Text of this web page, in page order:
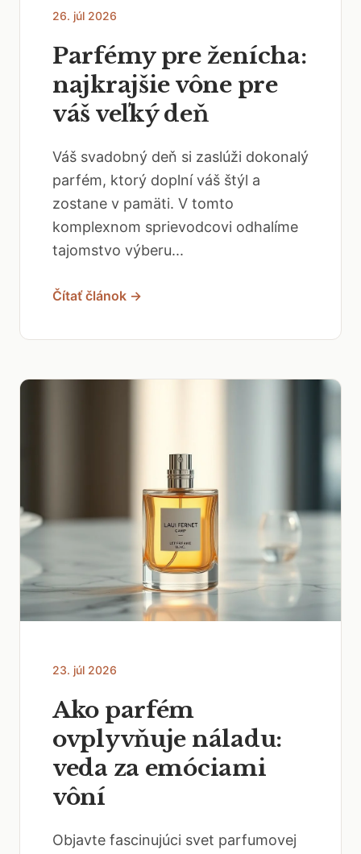
26. júl 2026
Parfémy pre ženícha:
najkrajšie vône pre
váš veľký deň
Váš svadobný deň si zaslúži dokonalý
parfém, ktorý doplní váš štýl a
zostane v pamäti. V tomto
komplexnom sprievodcovi odhalíme
tajomstvo výberu...
Čítať článok →
23. júl 2026
Ako parfém
ovplyvňuje náladu:
veda za emóciami
vôní
Objavte fascinujúci svet parfumovej